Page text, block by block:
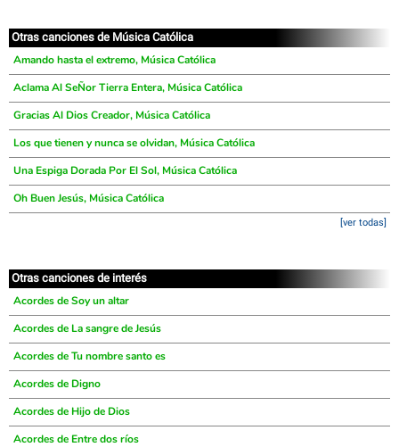
Otras canciones de Música Católica
Amando hasta el extremo, Música Católica
Aclama Al SeÑor Tierra Entera, Música Católica
Gracias Al Dios Creador, Música Católica
Los que tienen y nunca se olvidan, Música Católica
Una Espiga Dorada Por El Sol, Música Católica
Oh Buen Jesús, Música Católica
[ver todas]
Otras canciones de interés
Acordes de Soy un altar
Acordes de La sangre de Jesús
Acordes de Tu nombre santo es
Acordes de Digno
Acordes de Hijo de Dios
Acordes de Entre dos ríos